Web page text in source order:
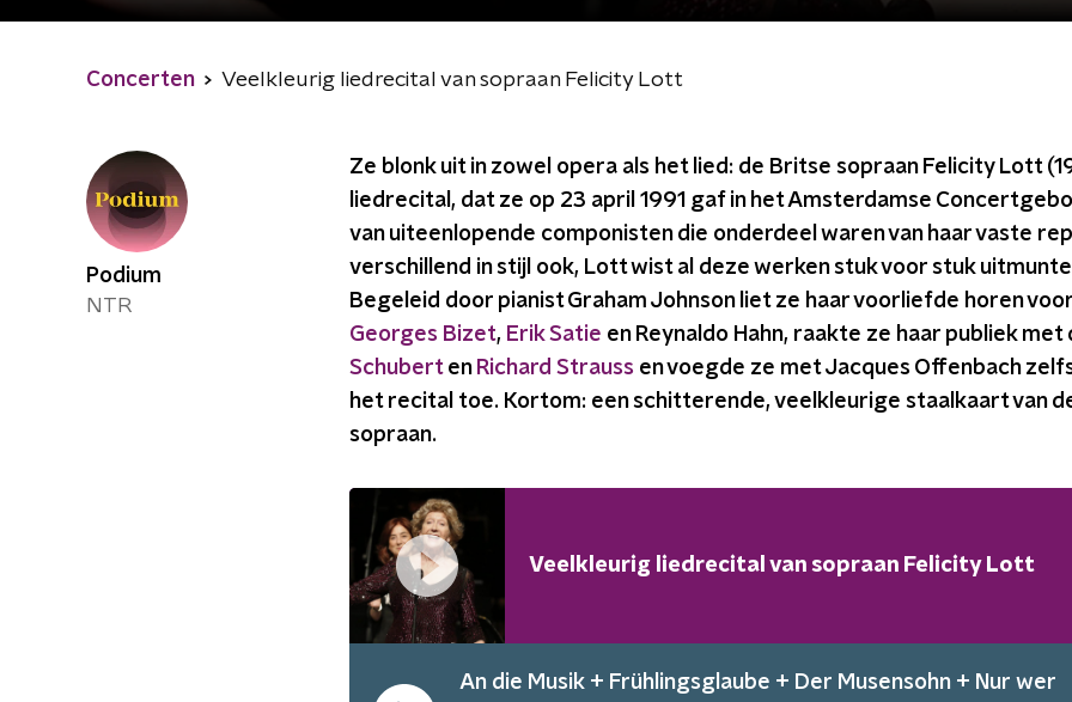
Concerten Veelkleurig liedrecital van sopraan Felicity Lott
Ze blonk uit in zowel opera als het lied: de Britse sopraan Felicity Lott
liedrecital, dat ze op 23 april 1991 gaf in het Amsterdamse
van uiteenlopende componisten die onderdeel waren van haar vaste
verschillend in stijl ook, Lott wist al deze werken stuk voor stuk
Begeleid door pianist Graham Johnson liet ze haar voorliefde horen
Georges Bizet, Erik Satie en Reynaldo Hahn, raakte ze haar publiek
Schuberten Richard Strauss en voegde ze met Jacques Offenbach
het recital toe. Kortom: een schitterende, veelkleurige staalkaart van
sopraan.
Veelkleurig liedrecital van sopraan Felicity Lott
An die Musik + Frühlingsglaube + Der Musensohn + Nur wer
Podium
NTR